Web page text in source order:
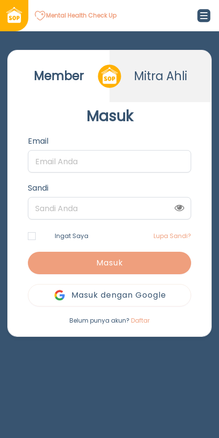
Mental Health Check Up
Member Mitra Ahli
Masuk
Email
Sandi
Ingat Saya Lupa Sandi?
Masuk
Masuk dengan Google
Belum punya akun? Daftar